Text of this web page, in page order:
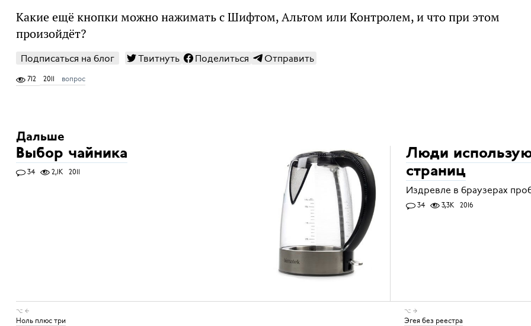
Какие ещё кнопки можно нажимать с Шифтом, Альтом или Контролем, и что при этом
произойдёт?
Подписаться на блог Твитнуть Поделиться Отправить
712 2011 вопрос
Дальше
Выбор чайника
34 2,1K 2011
Люди
страниц
Издревле в браузерах
34 3,3K 2016
⌥ ←
Ноль плюс три
⌥ →
Эгея без реестра